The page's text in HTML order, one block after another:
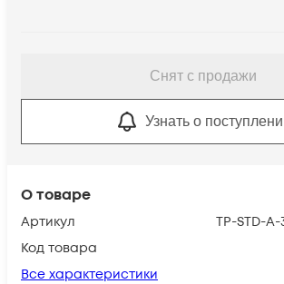
О товаре
Артикул
TP-STD-A-
Код товара
Все характеристики
Снят с продажи
Узнать о